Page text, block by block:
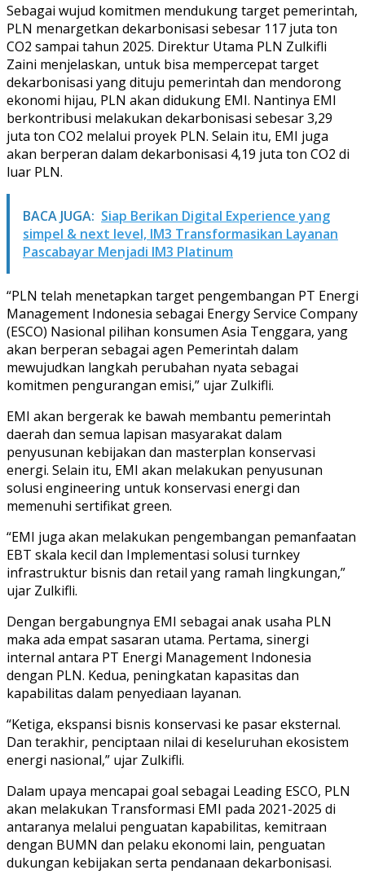
Sebagai wujud komitmen mendukung target pemerintah,
PLN menargetkan dekarbonisasi sebesar 117 juta ton
CO2 sampai tahun 2025. Direktur Utama PLN Zulkifli
Zaini menjelaskan, untuk bisa mempercepat target
dekarbonisasi yang dituju pemerintah dan mendorong
ekonomi hijau, PLN akan didukung EMI. Nantinya EMI
berkontribusi melakukan dekarbonisasi sebesar 3,29
juta ton CO2 melalui proyek PLN. Selain itu, EMI juga
akan berperan dalam dekarbonisasi 4,19 juta ton CO2 di
luar PLN.
BACA JUGA: Siap Berikan Digital Experience yang
simpel & next level, IM3 Transformasikan Layanan
Pascabayar Menjadi IM3 Platinum
“PLN telah menetapkan target pengembangan PT Energi
Management Indonesia sebagai Energy Service Company
(ESCO) Nasional pilihan konsumen Asia Tenggara, yang
akan berperan sebagai agen Pemerintah dalam
mewujudkan langkah perubahan nyata sebagai
komitmen pengurangan emisi,” ujar Zulkifli.
EMI akan bergerak ke bawah membantu pemerintah
daerah dan semua lapisan masyarakat dalam
penyusunan kebijakan dan masterplan konservasi
energi. Selain itu, EMI akan melakukan penyusunan
solusi engineering untuk konservasi energi dan
memenuhi sertifikat green.
“EMI juga akan melakukan pengembangan pemanfaatan
EBT skala kecil dan Implementasi solusi turnkey
infrastruktur bisnis dan retail yang ramah lingkungan,”
ujar Zulkifli.
Dengan bergabungnya EMI sebagai anak usaha PLN
maka ada empat sasaran utama. Pertama, sinergi
internal antara PT Energi Management Indonesia
dengan PLN. Kedua, peningkatan kapasitas dan
kapabilitas dalam penyediaan layanan.
“Ketiga, ekspansi bisnis konservasi ke pasar eksternal.
Dan terakhir, penciptaan nilai di keseluruhan ekosistem
energi nasional,” ujar Zulkifli.
Dalam upaya mencapai goal sebagai Leading ESCO, PLN
akan melakukan Transformasi EMI pada 2021-2025 di
antaranya melalui penguatan kapabilitas, kemitraan
dengan BUMN dan pelaku ekonomi lain, penguatan
dukungan kebijakan serta pendanaan dekarbonisasi.